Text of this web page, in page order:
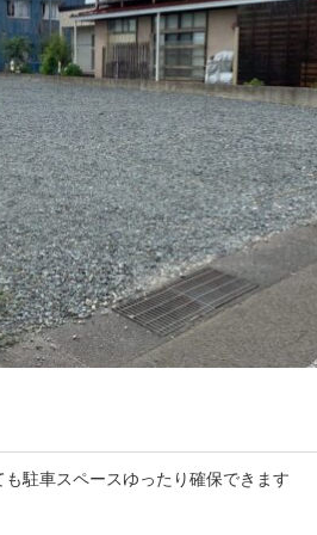
駐車スペースゆったり確保できます